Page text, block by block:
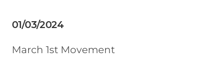
01/03/2024
March 1st Movement